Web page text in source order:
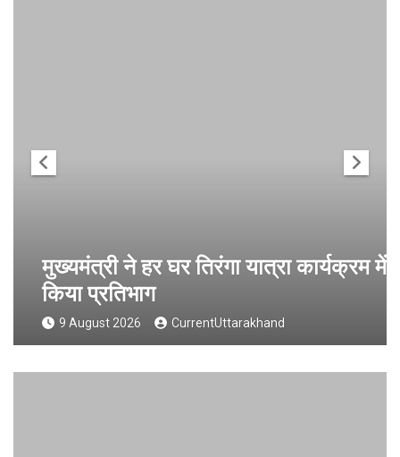
मुख्यमंत्री ने हर घर तिरंगा यात्रा कार्यक्रम में
किया प्रतिभाग
9 August 2026 CurrentUttarakhand